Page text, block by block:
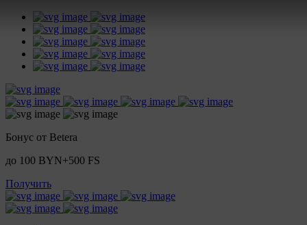
Бонус от Betera
до 100 BYN+500 FS
Получить